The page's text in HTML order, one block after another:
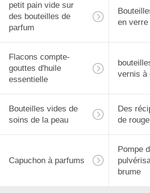
petit pain vide sur
des bouteilles de
parfum
en verre
Flacons compte-
gouttes d'huile
essentielle
vernis à
Bouteilles vides de
soins de la peau
Des
de
Capuchon à parfums
Pompe
brume